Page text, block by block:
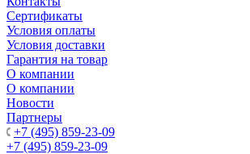
Сертификаты
Условия оплаты
Условия доставки
Гарантия на товар
О компании
О компании
Новости
Партнеры
+7 (495) 859-23-09
+7 (495) 859-23-09